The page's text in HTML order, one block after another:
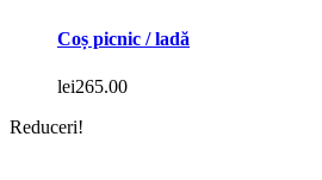
Coș picnic / ladă
lei265.00
Reduceri!